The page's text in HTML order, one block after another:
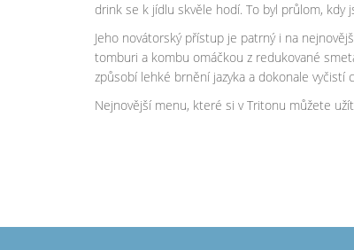
drink se k jídlu skvěle hodí. To byl průlom,
Jeho novátorský přístup je patrný i na
tomburi a kombu omáčkou z redukované
způsobí lehké brnění jazyka a dokonale
Nejnovější menu, které si v Tritonu můžete